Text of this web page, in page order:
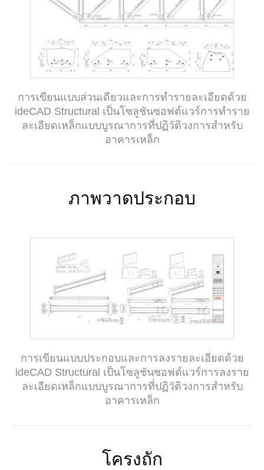
การเขียนแบบส่วนเดียวและการทำรายละเอียดด้วย
ideCAD Structural เป็นโซลูชันซอฟต์แวร์การทำราย
ละเอียดเหล็กแบบบูรณาการที่ปฏิวัติวงการสำหรับ
อาคารเหล็ก
ภาพวาดประกอบ
การเขียนแบบประกอบและการลงรายละเอียดด้วย
ideCAD Structural เป็นโซลูชันซอฟต์แวร์การลงราย
ละเอียดเหล็กแบบบูรณาการที่ปฏิวัติวงการสำหรับ
อาคารเหล็ก
โครงถัก